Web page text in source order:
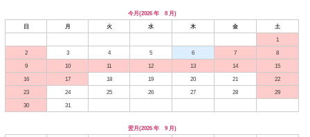
今月(2026 年 8 月)
日
月 火 水 木 金
土
1
2
3 4 5 6 7
8
9
10 11 12 13 14
15
16
17 18 19 20 21
22
23
24 25 26 27 28
29
30
31
翌月(2026 年 9 月)